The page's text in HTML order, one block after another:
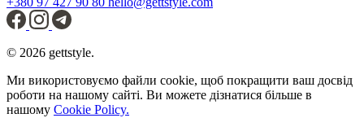
© 2026 gettstyle.
Ми використовуємо файли cookie, щоб покращити ваш досвід
роботи на нашому сайті. Ви можете дізнатися більше в
нашому Cookie Policy.